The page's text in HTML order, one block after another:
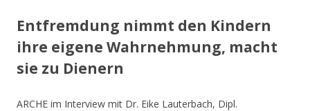
Entfremdung nimmt den Kindern
ihre eigene Wahrnehmung, macht
sie zu Dienern
ARCHE im Interview mit Dr. Eike Lauterbach, Dipl.